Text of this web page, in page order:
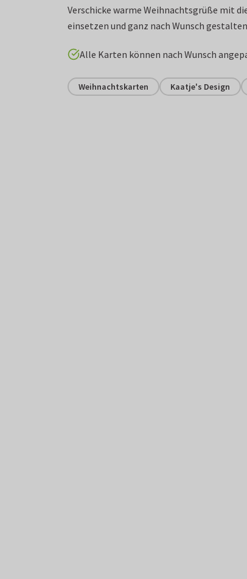
Verschicke warme Weihnachtsgrüße mit
einsetzen und ganz nach Wunsch
Alle Karten können nach Wunsch
Weihnachtskarten Kaatje's Design